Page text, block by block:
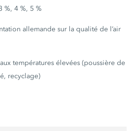
%, 4 %, 5 %
allemande sur la qualité de l’air
températures élevées (poussière de
recyclage)